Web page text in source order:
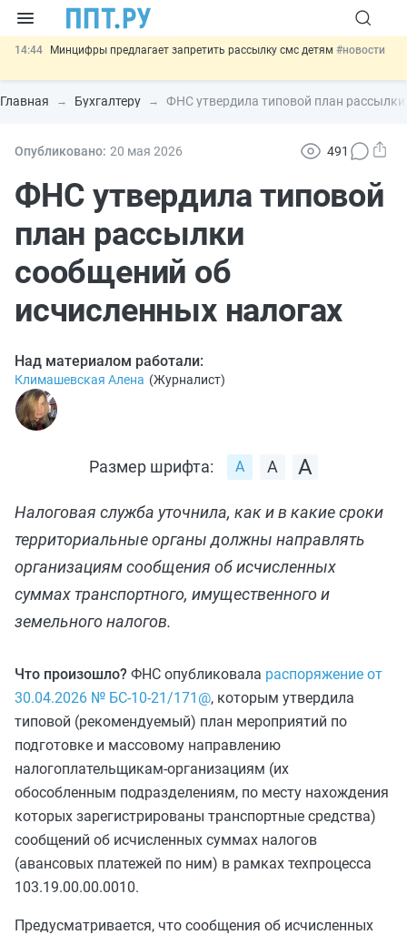
14:44 Минцифры предлагает запретить рассылку смс детям #новости
14:02 Основания для выдворения иностранцев из России стало
больше
#новости
12:42 Губернаторам дадут право вводить разрешительный учёт
11:31
Важно
отношений #новости
Главная Бухгалтеру ФНС утвердила типовой план
Опубликовано: 20 мая 2026 491
ФНС утвердила типовой
план рассылки
сообщений об
исчисленных налогах
Над материалом работали:
Климашевская Алена (Журналист)
Размер шрифта:
Налоговая служба уточнила, как и в какие сроки
территориальные органы должны направлять
организациям сообщения об исчисленных
суммах транспортного, имущественного и
земельного налогов.
Что произошло? ФНС опубликовала распоряжение от
30.04.2026 № БС-10-21/171@, которым утвердила
типовой (рекомендуемый) план мероприятий по
подготовке и массовому направлению
налогоплательщикам-организациям (их
обособленным подразделениям, по месту нахождения
которых зарегистрированы транспортные средства)
сообщений об исчисленных суммах налогов
(авансовых платежей по ним) в рамках техпроцесса
103.19.00.00.0010.
Предусматривается, что сообщения об исчисленных